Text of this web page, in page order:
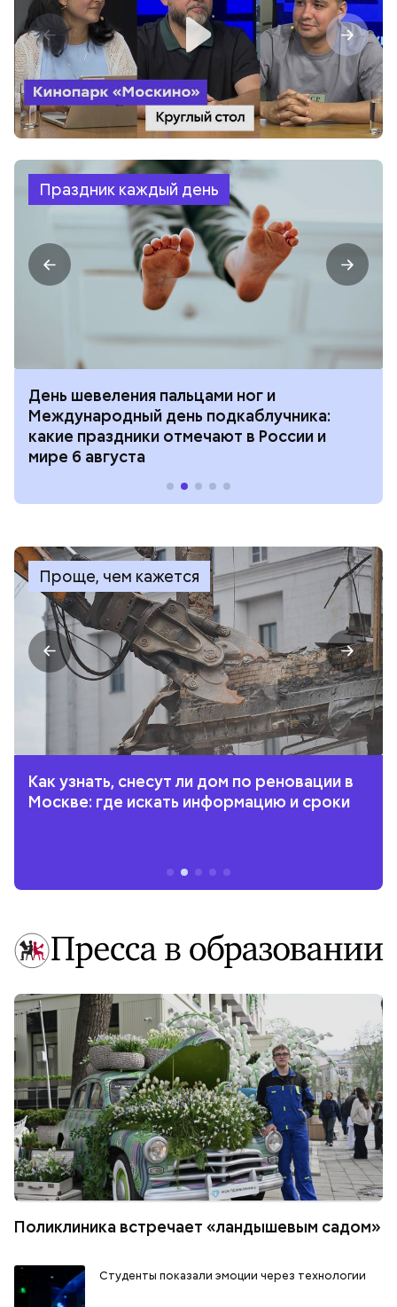
Праздник каждый день
День шевеления пальцами ног и
Международный день подкаблучника:
какие праздники отмечают в России и
мире 6 августа
Проще, чем кажется
Как узнать, снесут ли дом по реновации в
Москве: где искать информацию и сроки
Поликлиника встречает «ландышевым садом»
Студенты показали эмоции через технологии